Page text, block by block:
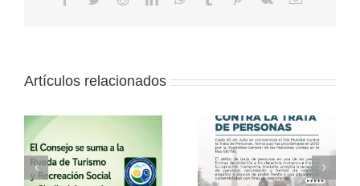
Artículos relacionados
30 de julio – Día
Vacaciones de